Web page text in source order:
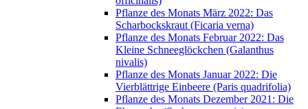
Pflanze des Monats März 2022: Das
Scharbockskraut (Ficaria verna)
Pflanze des Monats Februar 2022: Das
Kleine Schneeglöckchen (Galanthus
nivalis)
Pflanze des Monats Januar 2022: Die
Vierblättrige Einbeere (Paris quadrifolia)
Pflanze des Monats Dezember 2021: Die